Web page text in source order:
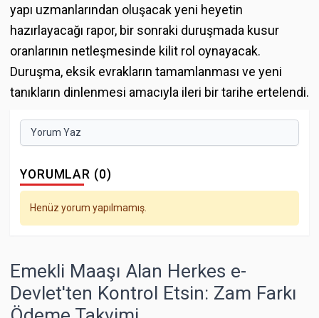
yapı uzmanlarından oluşacak yeni heyetin
hazırlayacağı rapor, bir sonraki duruşmada kusur
oranlarının netleşmesinde kilit rol oynayacak.
Duruşma, eksik evrakların tamamlanması ve yeni
tanıkların dinlenmesi amacıyla ileri bir tarihe ertelendi.
Yorum Yaz
YORUMLAR (0)
Henüz yorum yapılmamış.
Emekli Maaşı Alan Herkes e-
Devlet'ten Kontrol Etsin: Zam Farkı